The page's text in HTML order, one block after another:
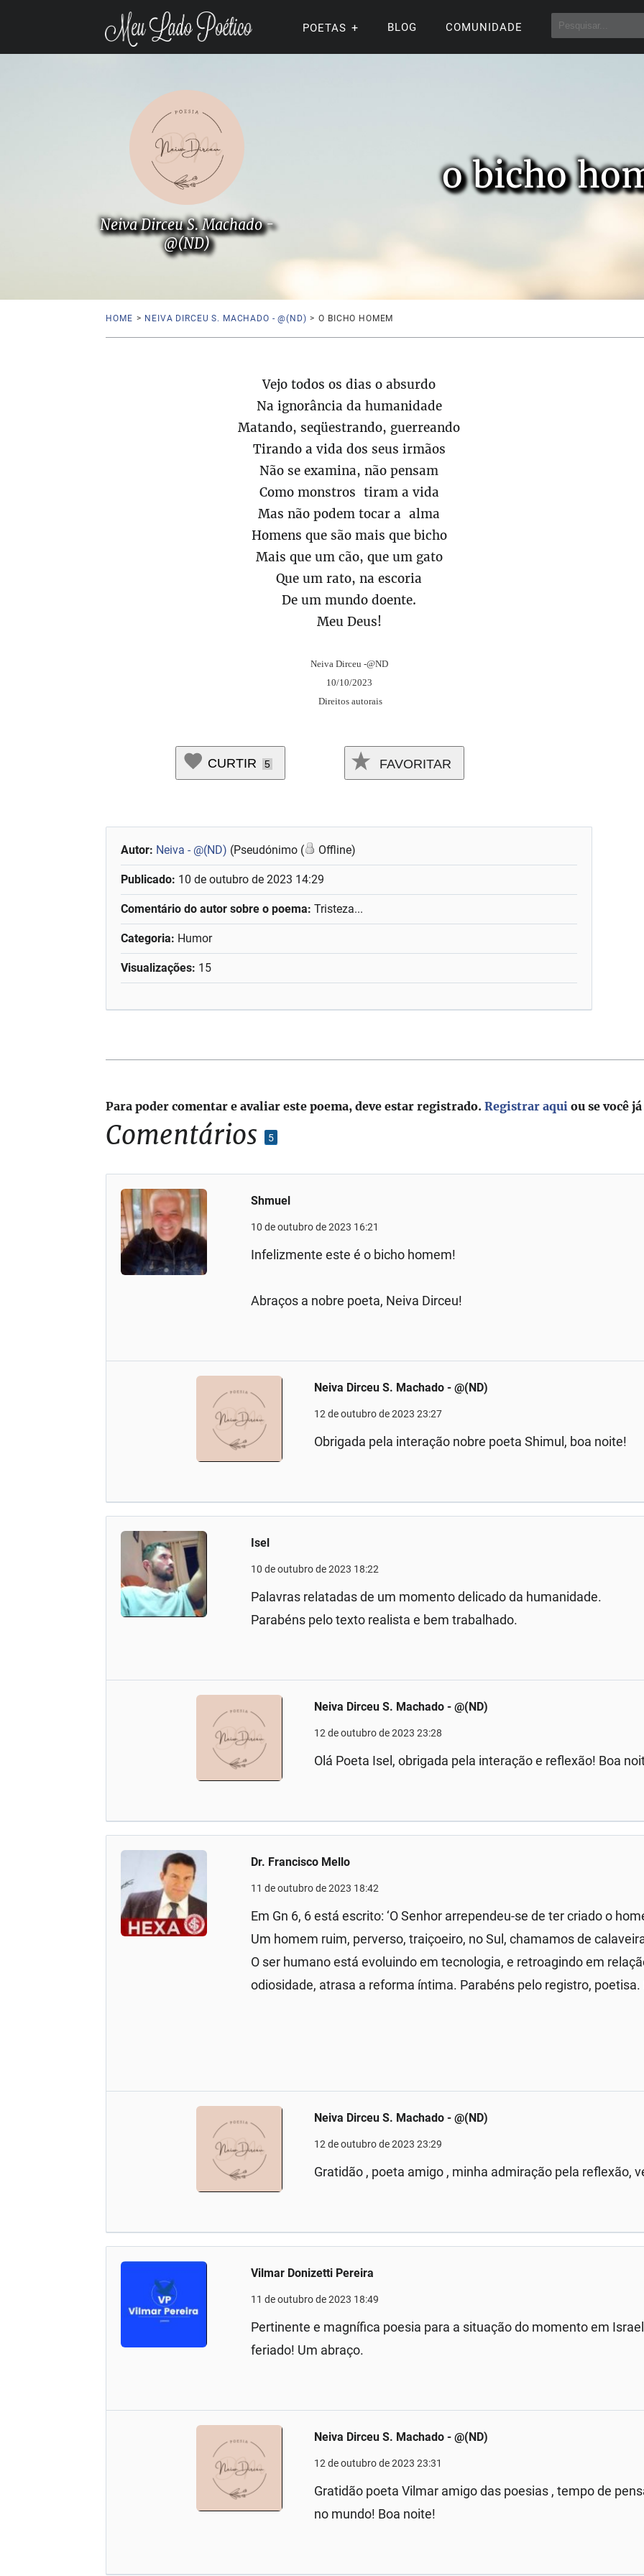
POETAS BLOG COMUNIDADE
o bicho
Neiva Dirceu S. Machado -
@(ND)
HOME > NEIVA DIRCEU S. MACHADO - @(ND) > O BICHO HOMEM
Vejo todos os dias o absurdo
Na ignorância da humanidade
Matando, seqüestrando, guerreando
Tirando a vida dos seus irmãos
Não se examina, não pensam
Como monstros tiram a vida
Mas não podem tocar a alma
Homens que são mais que bicho
Mais que um cão, que um gato
Que um rato, na escoria
De um mundo doente.
Meu Deus!
Neiva Dirceu -@ND
10/10/2023
Direitos autorais
CURTIR 5 FAVORITAR
Autor: Neiva - @(ND) (Pseudónimo ( Offline)
Publicado: 10 de outubro de 2023 14:29
Comentário do autor sobre o poema:Tristeza...
Categoria: Humor
Visualizações: 15
Comentários 5
Shmuel
10 de outubro de 2023 16:21
Infelizmente este é o bicho homem!
Abraços a nobre poeta, Neiva Dirceu!
Neiva Dirceu S. Machado - @(ND)
12 de outubro de 2023 23:27
Obrigada pela interação nobre poeta Shimul, boa noite!
Isel
10 de outubro de 2023 18:22
Palavras relatadas de um momento delicado da humanidade.
Parabéns pelo texto realista e bem trabalhado.
Neiva Dirceu S. Machado - @(ND)
12 de outubro de 2023 23:28
Olá Poeta Isel, obrigada pela interação e reflexão! Boa
Dr. Francisco Mello
11 de outubro de 2023 18:42
Em Gn 6, 6 está escrito: ‘O Senhor arrependeu-se de ter criado o
Um homem ruim, perverso, traiçoeiro, no Sul, chamamos de
O ser humano está evoluindo em tecnologia, e retroagindo em
odiosidade, atrasa a reforma íntima. Parabéns pelo registro, poetisa.
Neiva Dirceu S. Machado - @(ND)
12 de outubro de 2023 23:29
Gratidão , poeta amigo , minha admiração pela reflexão,
Vilmar Donizetti Pereira
11 de outubro de 2023 18:49
Pertinente e magnífica poesia para a situação do momento em
feriado! Um abraço.
Neiva Dirceu S. Machado - @(ND)
12 de outubro de 2023 23:31
Gratidão poeta Vilmar amigo das poesias , tempo de
no mundo! Boa noite!
Para poder comentar e avaliar este poema, deve estar registrado.Registrar aqui ou se você